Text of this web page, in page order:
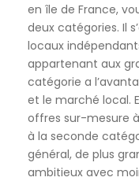
en île de France,
deux catégories. Il
locaux
appartenant aux
catégorie a
et le marché local.
offres sur-mesure
à la seconde
général, de plus
ambitieux avec